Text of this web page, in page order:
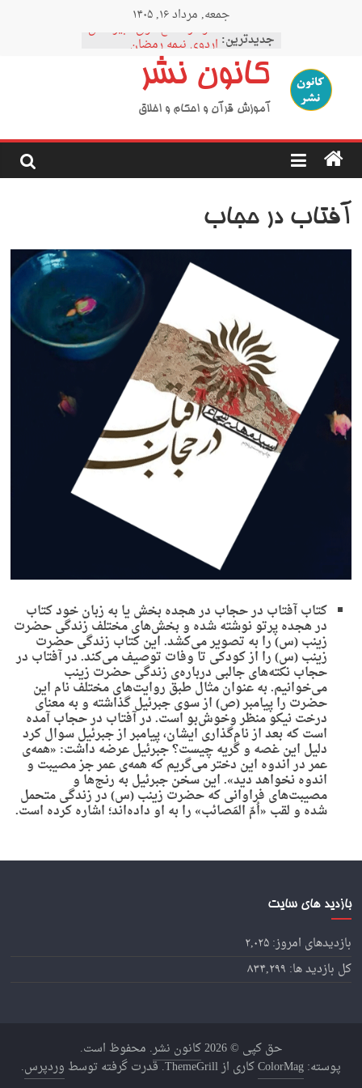
جمعه, مرداد ۱۶, ۱۴۰۵
جدیدترین:
نمودار مقطع فوق دبیرستان
اردوی نیمه رمضان
اردوی نیمه شعبان
اردوی غدیر
اردوی محرم
کانون نشر
آموزش قرآن و احکام و اخلاق
آفتاب در حجاب
کتاب آفتاب در حجاب در هجده بخش یا به زبان خود کتاب
در هجده پرتو نوشته شده و بخش‌های مختلف زندگی حضرت
زینب (س) را به تصویر می‌کشد. این کتاب زندگی حضرت
زینب (س) را از کودکی تا وفات توصیف می‌کند. در آفتاب در
حجاب نکته‌های جالبی درباره‌ی زندگی حضرت زینب
می‌خوانیم. به عنوان مثال طبق روایت‌های مختلف نام این
حضرت را پیامبر (ص) از سوی جبرئیل گذاشته‌ و به معنای
درخت نیکو منظر وخوش‌بو است. در آفتاب در حجاب آمده
است که بعد از نام‌گذاری ایشان، پیامبر از جبرئیل سوال کرد
دلیل این غصه و گریه چیست؟ جبرئیل عرضه داشت: «همه‌ی
عمر در اندوه این دختر می‌گریم که همه‌ی عمر جز مصیبت و
اندوه نخواهد دید». این سخن جبرئیل به رنج‌ها و
مصیبت‌های فراوانی که حضرت زینب (س) در زندگی متحمل
شده و لقب «اُمّ المَصائب» را به او داده‌اند؛ اشاره کرده است.
بازدید های سایت
بازدیدهای امروز:۲,۰۲۵
کل بازدید ها: ۸۳۴,۲۹۹
حق کپی © 2026 کانون نشر. محفوظ است.
پوسته:ColorMagکاری از ThemeGrill. قدرت گرفته توسط وردپرس.